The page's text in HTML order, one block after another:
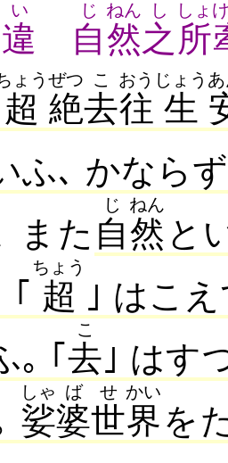
違
い
自
じ
然
ねん
之
し
所
しょ
超
ょう
絶
ぜつ
去
こ
往
おう
生
じょう
ふ､ かなら
また 自
じ
然
ねん
と
超
ちょう
｣ はこ
｡ ｢ 去
こ
｣ はす
娑
しゃ
婆
ば
世
せ
界
かい
を